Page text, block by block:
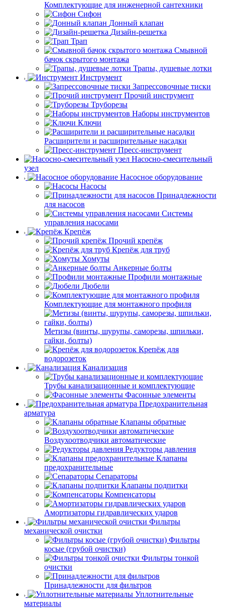
Комплектующие для инженерной сантехники
Сифон
Донный клапан
Дизайн-решетка
Трап
Смывной
бачок скрытого монтажа
Трапы, душевые лотки
Инструмент
Запрессовочные тиски
Прочий инструмент
Труборезы
Наборы инструментов
Ключи
Расширители и расширительные насадки
Пресс-инструмент
Насосно-смесительный
узел
Насосное оборудование
Насосы
Принадлежности
для насосов
Системы
управления насосами
Крепёж
Прочий крепёж
Крепёж для труб
Хомуты
Анкерные болты
Профили монтажные
Дюбели
Комплектующие для монтажного профиля
Метизы (винты, шурупы, саморезы, шпильки,
гайки, болты)
Крепёж для
водорозеток
Канализация
Трубы канализационные и комплектующие
Фасонные элементы
Предохранительная
арматура
Клапаны обратные
Воздухоотводчики автоматические
Редукторы давления
Клапаны
предохранительные
Сепараторы
Клапаны подпитки
Компенсаторы
Амортизаторы гидравлических ударов
Фильтры
механической очистки
Фильтры
косые (грубой очистки)
Фильтры тонкой
очистки
Принадлежности для фильтров
Уплотнительные
материалы